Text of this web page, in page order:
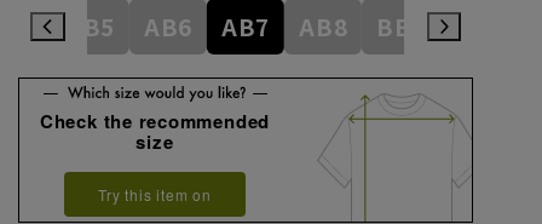
AB5 AB6 AB7 AB8 BE3 BE4
Check the recommended
size
Try this item on